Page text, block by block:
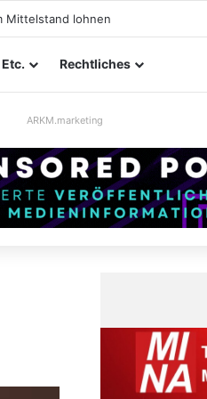
Außengelände
Etc. Rechtliches
ARKM.marketing